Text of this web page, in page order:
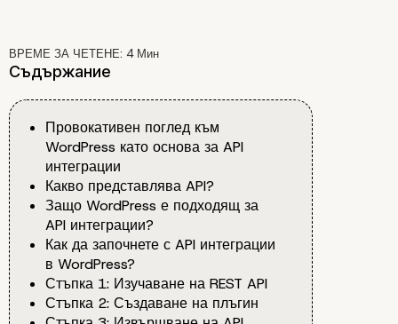
ВРЕМЕ ЗА ЧЕТЕНЕ: 4Мин
Съдържание
Провокативен поглед към
WordPress като основа за API
интеграции
Какво представлява API?
Защо WordPress е подходящ за
API интеграции?
Как да започнете с API интеграции
в WordPress?
Стъпка 1: Изучаване на REST API
Стъпка 2: Създаване на плъгин